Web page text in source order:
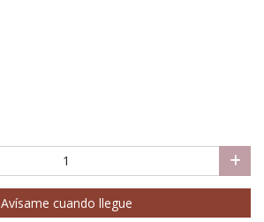
Avísame cuando llegue